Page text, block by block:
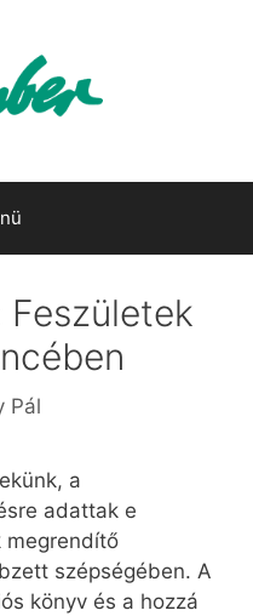
Feszületek
Pál
a
adattak e
megrendítő
szépségében. A
könyv és a hozzá